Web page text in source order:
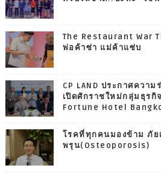
The Restaurant War
พ่อค้าซ่า แม่ค้าแซ่บ
CP LAND ประกาศควา
เปิดศักราชใหม่กลุ่มธุรกิ
Fortune Hotel
โรคที่ทุกคนมองข้าม ภัย
พรุน(Osteoporosis)